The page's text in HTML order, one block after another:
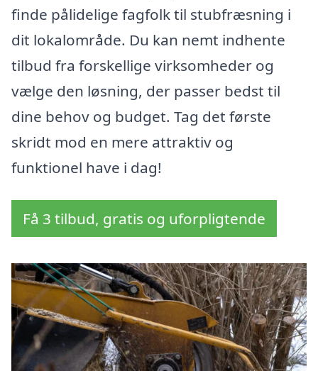
finde pålidelige fagfolk til stubfræsning i
dit lokalområde. Du kan nemt indhente
tilbud fra forskellige virksomheder og
vælge den løsning, der passer bedst til
dine behov og budget. Tag det første
skridt mod en mere attraktiv og
funktionel have i dag!
Få 3 tilbud, gratis og uforpligtende